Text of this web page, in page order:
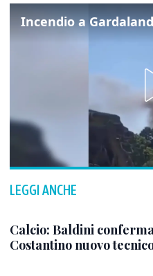
LEGGI ANCHE
Calcio: Baldini
Costantino nuovo